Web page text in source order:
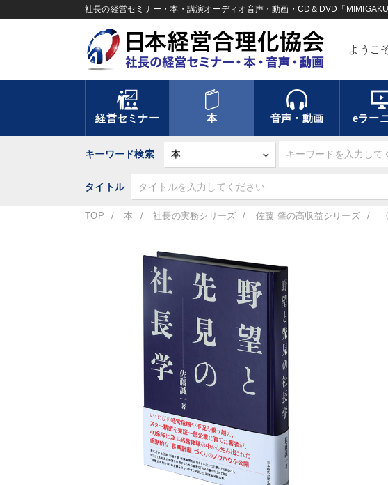
社長の経営セミナー・本・講演オーディオ音声・動画・CD＆DVD「
ようこ
経営セミナー 本 音声・動画 eラー
キーワード検索
タイトル
TOP 本 社長の実務シリーズ 佐藤 肇の高収益シリーズ